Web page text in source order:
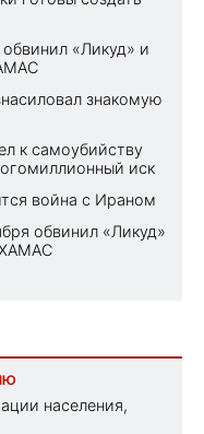
«Ликуд» и
знакомую
к самоубийству
иск
война с Ираном
обвинил «Ликуд»
ХАМАС
населения,